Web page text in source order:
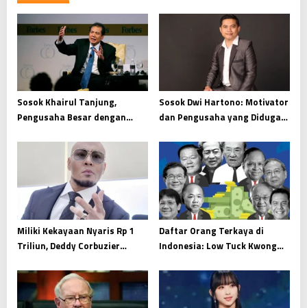
v
i
a
t
i
o
n
Sosok Khairul Tanjung,
Pengusaha Besar dengan
Sosok Dwi Hartono: Motivator
dan Pengusaha yang Diduga
Bank BUMN
Miliki Kekayaan Nyaris Rp 1
Triliun, Deddy Corbuzier
Miliar
Daftar Orang Terkaya di
Indonesia: Low Tuck Kwong